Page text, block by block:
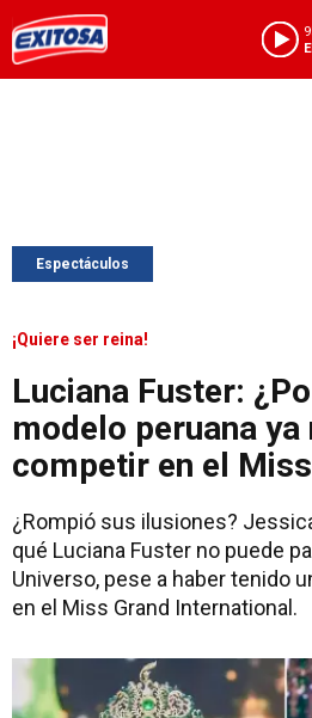
Espectáculos
¡Quiere ser reina!
Luciana Fuster:
modelo peruana ya
competir en el
¿Rompió sus ilusiones?
qué Luciana Fuster no puede
Universo, pese a haber tenido
en el Miss Grand International.